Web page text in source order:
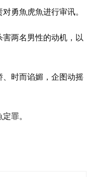
勇魚虎魚进行审讯。
两名男性的动机，以
时而谄媚，企图动摇
罪。